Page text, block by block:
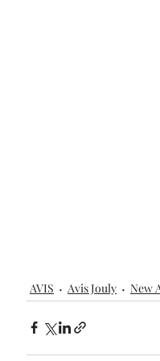
AVIS Avis Jouly New